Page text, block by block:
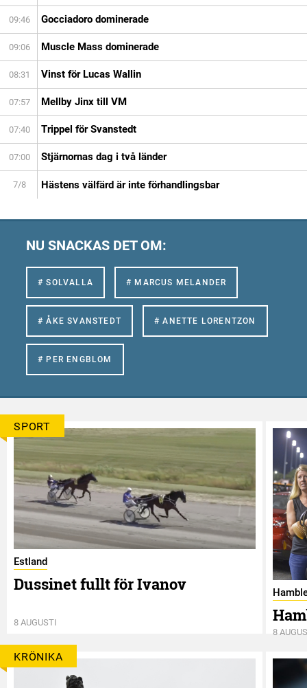
09:46 Gocciadoro dominerade
09:06 Muscle Mass dominerade
08:31 Vinst för Lucas Wallin
07:57 Mellby Jinx till VM
07:40 Trippel för Svanstedt
07:00 Stjärnornas dag i två länder
7/8 Hästens välfärd är inte förhandlingsbar
NU SNACKAS DET OM:
# SOLVALLA # MARCUS MELANDER
# ÅKE SVANSTEDT # ANETTE LORENTZON
# PER ENGBLOM
SPORT
Estland
Dussinet fullt för Ivanov
8 AUGUSTI
8
KRÖNIKA